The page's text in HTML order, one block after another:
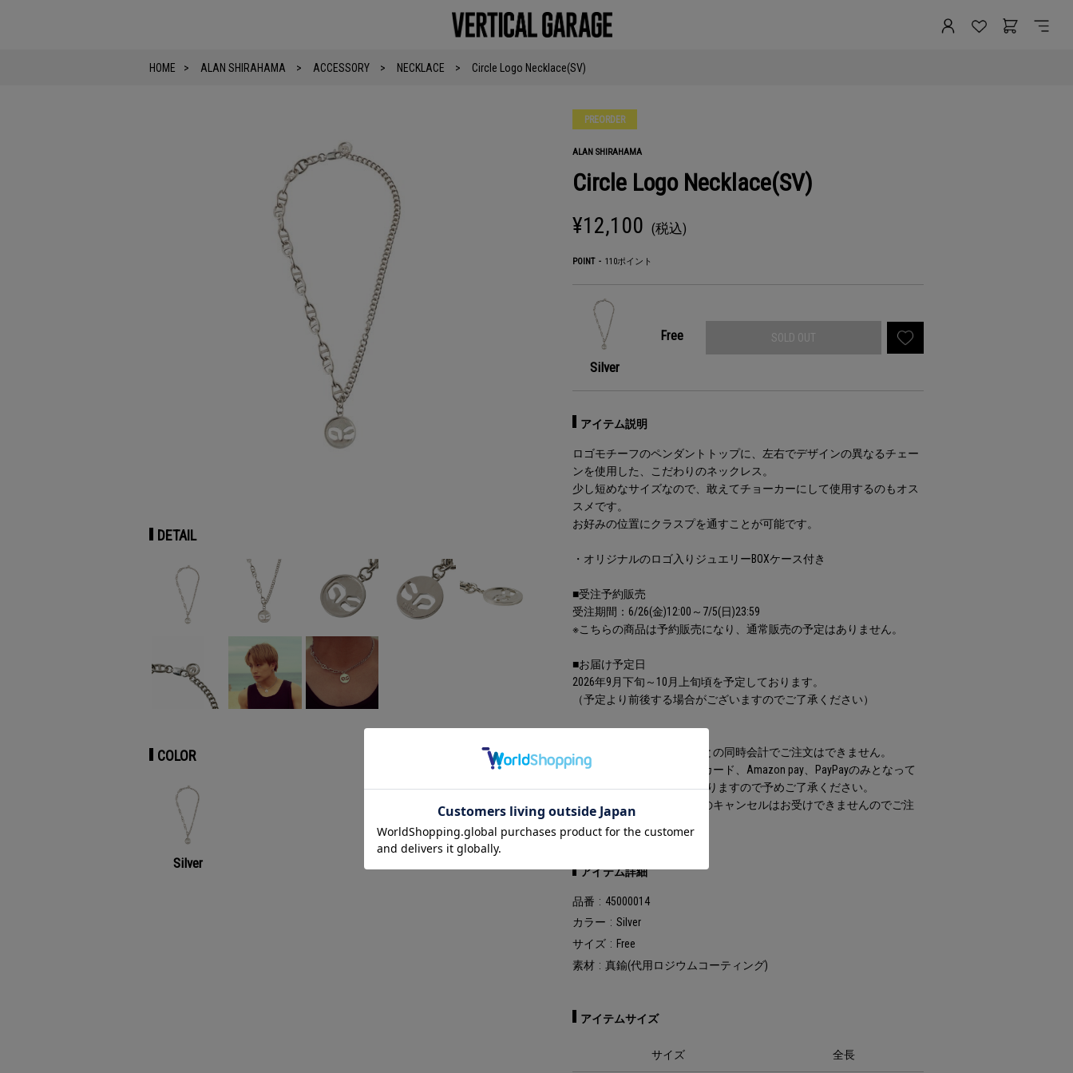
HOME ALAN SHIRAHAMA ACCESSORY NECKLACE Circle Logo Necklace(SV)
DETAIL
COLOR
Silver
PREORDER
ALAN SHIRAHAMA
Circle Logo Necklace(SV)
¥12,100 (税込)
POINT 110ポイント
Silver
Free SOLD OUT
アイテム説明
ロゴモチーフのペンダントトップに、左右でデザインの異なるチェー
ンを使用した、こだわりのネックレス。
少し短めなサイズなので、敢えてチョーカーにして使用するのもオス
スメです。
お好みの位置にクラスプを通すことが可能です。
・オリジナルのロゴ入りジュエリーBOXケース付き
■受注予約販売
受注期間：6/26(金)12:00～7/5(日)23:59
※こちらの商品は予約販売になり、通常販売の予定はありません。
■お届け予定日
2026年9月下旬～10月上旬頃を予定しております。
（予定より前後する場合がございますのでご了承ください）
※予約商品以外の他の商品との同時会計でご注文はできません。
※お支払方法はクレジットカード、Amazon pay、PayPayのみとなって
おり、ご注文後に決済となりますので予めご了承ください。
※予約販売の期間終了後でのキャンセルはお受けできませんのでご注
意ください。
アイテム詳細
品番
45000014
カラー
Silver
サイズ
Free
素材
真鍮(代用ロジウムコーティング)
アイテムサイズ
サイズ 全長